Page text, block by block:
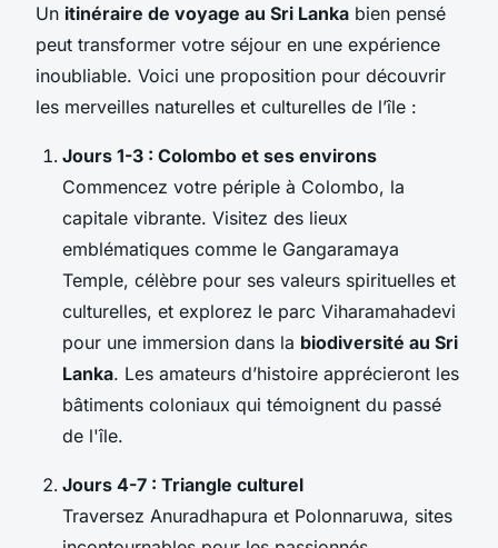
Un itinéraire de voyage au Sri Lanka bien pensé
peut transformer votre séjour en une expérience
inoubliable. Voici une proposition pour découvrir
les merveilles naturelles et culturelles de l’île :
Jours 1-3 : Colombo et ses environs
Commencez votre périple à Colombo, la
capitale vibrante. Visitez des lieux
emblématiques comme le Gangaramaya
Temple, célèbre pour ses valeurs spirituelles et
culturelles, et explorez le parc Viharamahadevi
pour une immersion dans la biodiversité au Sri
Lanka. Les amateurs d’histoire apprécieront les
bâtiments coloniaux qui témoignent du passé
de l'île.
Jours 4-7 : Triangle culturel
Traversez Anuradhapura et Polonnaruwa, sites